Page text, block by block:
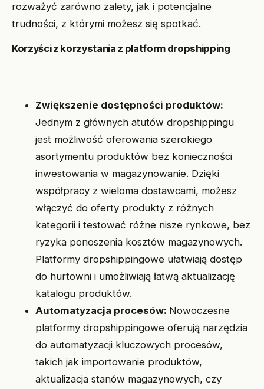
rozważyć zarówno zalety, jak i potencjalne
trudności, z którymi możesz się spotkać.
Korzyści z korzystania z platform dropshipping
Zwiększenie dostępności produktów:
Jednym z głównych atutów dropshippingu
jest możliwość oferowania szerokiego
asortymentu produktów bez konieczności
inwestowania w magazynowanie. Dzięki
współpracy z wieloma dostawcami, możesz
włączyć do oferty produkty z różnych
kategorii i testować różne nisze rynkowe, bez
ryzyka ponoszenia kosztów magazynowych.
Platformy dropshippingowe ułatwiają dostęp
do hurtowni i umożliwiają łatwą aktualizację
katalogu produktów.
Automatyzacja procesów: Nowoczesne
platformy dropshippingowe oferują narzędzia
do automatyzacji kluczowych procesów,
takich jak importowanie produktów,
aktualizacja stanów magazynowych, czy